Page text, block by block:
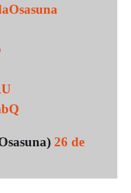
26 de